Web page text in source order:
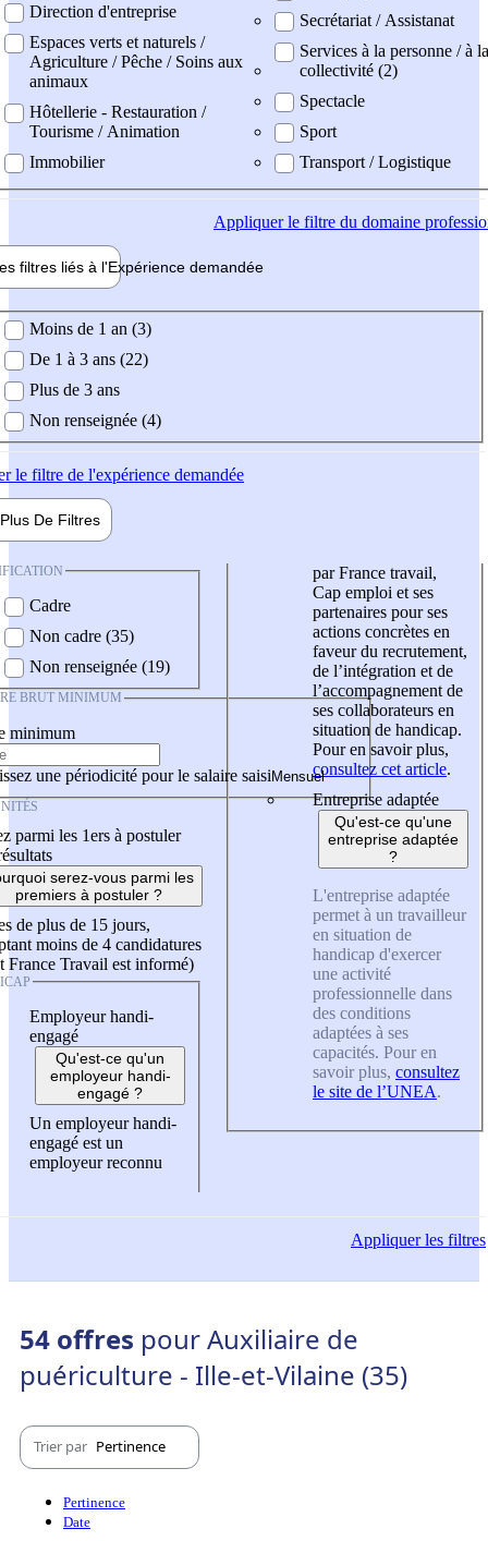
Direction d'entreprise
Espaces verts et naturels /
Agriculture / Pêche / Soins aux
animaux
Hôtellerie - Restauration /
Tourisme / Animation
Immobilier
Secrétariat / Assistanat
Services à la personne / à la
collectivité (2)
Spectacle
Sport
Transport / Logistique
Appliquerle filtre du domaine
filtres liés à l'Expérience demandée
demandée
Moins de 1 an (3)
De 1 à 3 ans (22)
Plus de 3 ans
Non renseignée (4)
le filtre de l'expérience demandée
Plus De Filtres
Cadre
Non cadre (35)
Non renseignée (19)
BRUT MINIMUM
minimum
une périodicité pour le salaire saisi
parmi les 1ers à postuler
serez-vous parmi les
premiers à postuler ?
de plus de 15 jours,
moins de 4 candidatures
France Travail est informé)
Employeur handi-
engagé
Qu'est-ce qu'un
employeur handi-
engagé ?
Un employeur handi-
engagé est un
employeur reconnu
par France travail,
Cap emploi et ses
partenaires pour ses
actions concrètes en
faveur du recrutement,
de l’intégration et de
l’accompagnement de
ses collaborateurs en
situation de handicap.
Pour en savoir plus,
consultez cet article.
Entreprise adaptée
Qu'est-ce qu'une
entreprise adaptée
?
L'entreprise adaptée
permet à un travailleur
en situation de
handicap d'exercer
une activité
professionnelle dans
des conditions
adaptées à ses
capacités. Pour en
savoir plus, consultez
le site de l’UNEA.
Appliquerles filtres
54 offres pour Auxiliaire de
puériculture - Ille-et-Vilaine (35)
Trier par Pertinence
Pertinence
Date